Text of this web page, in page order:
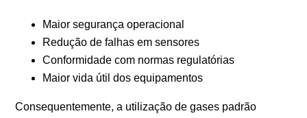
Maior segurança operacional
Redução de falhas em sensores
Conformidade com normas regulatórias
Maior vida útil dos equipamentos
Consequentemente, a utilização de gases padrão